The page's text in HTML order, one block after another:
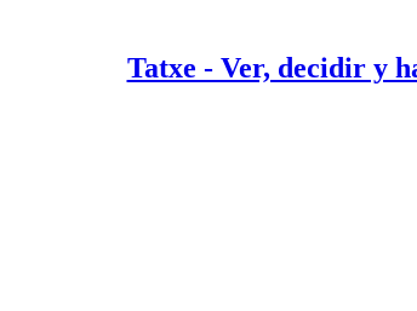
Tatxe - Ver, decidir y